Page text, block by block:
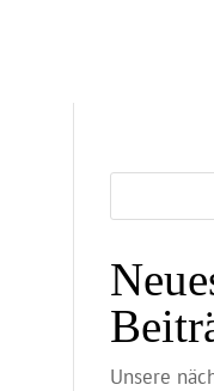
Unsere